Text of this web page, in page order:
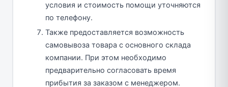
условия и стоимость помощи уточняются
по телефону.
Также предоставляется возможность
самовывоза товара с основного склада
компании. При этом необходимо
предварительно согласовать время
прибытия за заказом с менеджером.